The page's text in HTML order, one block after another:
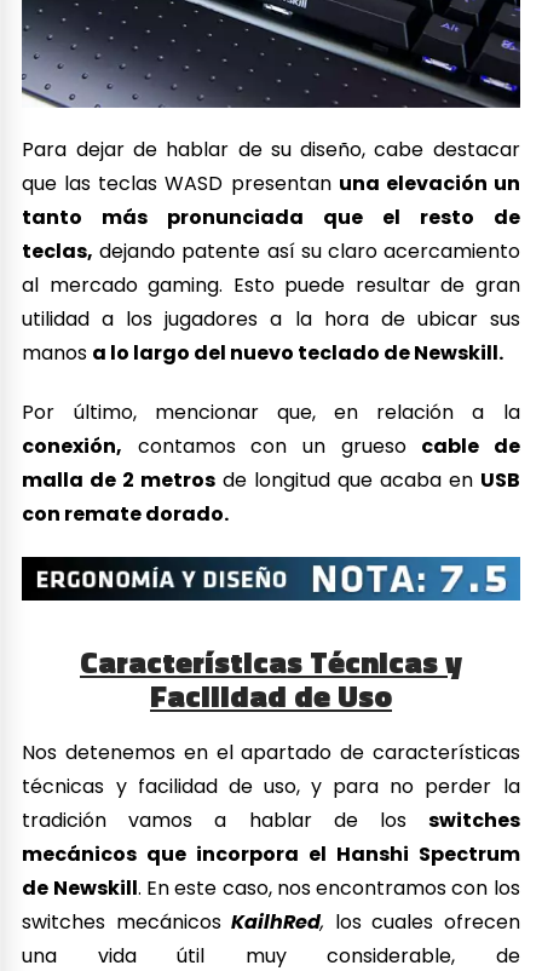
Para dejar de hablar de su diseño, cabe destacar
que las teclas WASD presentan una elevación un
tanto más pronunciada que el resto de
teclas, dejando patente así su claro acercamiento
al mercado gaming. Esto puede resultar de gran
utilidad a los jugadores a la hora de ubicar sus
manos a lo largo del nuevo teclado de Newskill.
Por último, mencionar que, en relación a la
conexión, contamos con un grueso cable de
malla de 2 metros de longitud que acaba en USB
con remate dorado.
Características Técnicas y
Facilidad de Uso
Nos detenemos en el apartado de características
técnicas y facilidad de uso, y para no perder la
tradición vamos a hablar de los switches
mecánicos que incorpora el Hanshi Spectrum
de Newskill. En este caso, nos encontramos con los
switches mecánicosKailhRed, los cuales ofrecen
una vida útil muy considerable, de